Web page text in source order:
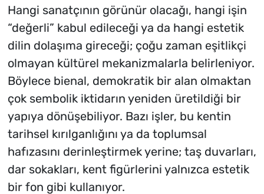
Hangi sanatçının görünür olacağı, hangi işin
“değerli” kabul edileceği ya da hangi estetik
dilin dolaşıma gireceği; çoğu zaman eşitlikçi
olmayan kültürel mekanizmalarla belirleniyor.
Böylece bienal, demokratik bir alan olmaktan
çok sembolik iktidarın yeniden üretildiği bir
yapıya dönüşebiliyor. Bazı işler, bu kentin
tarihsel kırılganlığını ya da toplumsal
hafızasını derinleştirmek yerine; taş duvarları,
dar sokakları, kent figürlerini yalnızca estetik
bir fon gibi kullanıyor.